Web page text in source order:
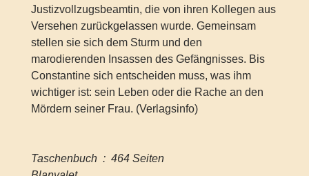
Justizvollzugsbeamtin, die von ihren Kollegen aus
Versehen zurückgelassen wurde. Gemeinsam
stellen sie sich dem Sturm und den
marodierenden Insassen des Gefängnisses. Bis
Constantine sich entscheiden muss, was ihm
wichtiger ist: sein Leben oder die Rache an den
Mördern seiner Frau. (Verlagsinfo)
Taschenbuch ‏ : ‎ 464 Seiten